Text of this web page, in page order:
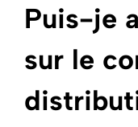
Puis-je
sur le